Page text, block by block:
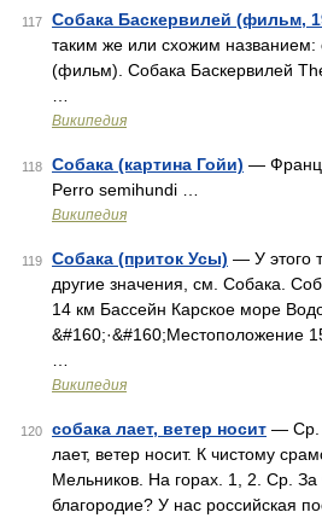
117 Собака Баскервилей (фильм,
таким же или схожим
(фильм). Собака Баскервилей
Википедия
118 Собака (картина Гойи) —
Perro semihundi …
Википедия
119 Собака (приток Усы) — У этого
другие значения, см. Собака.
14 км Бассейн Карское море
&#160;·&#160;Местоположение
Википедия
120 собака лает, ветер носит — Ср.
лает, ветер носит. К чистому
Мельников. На горах. 1, 2. Ср. За
благородие? У нас российская